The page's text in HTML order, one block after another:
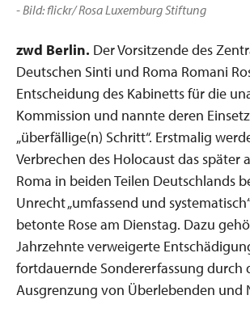
- Bild: flickr/ Rosa Luxemburg Stiftung
zwd Berlin. Der Vorsitzende des
Deutschen Sinti und Roma Romani
Entscheidung des Kabinetts für die
Kommission und nannte deren
„überfällige(n) Schritt“. Erstmalig
Verbrechen des Holocaust das später
Roma in beiden Teilen Deutschlands
Unrecht „umfassend und
betonte Rose am Dienstag. Dazu
Jahrzehnte verweigerte
fortdauernde Sondererfassung durch
Ausgrenzung von Überlebenden und